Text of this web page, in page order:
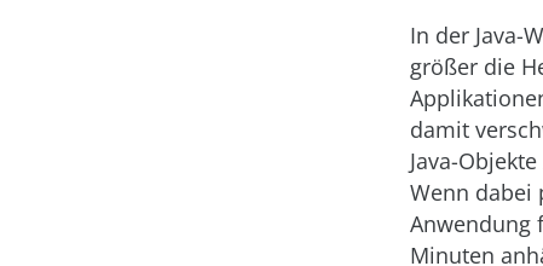
In der Java-
größer die
damit
Java-
Wenn dabei
Anwendung
Minuten